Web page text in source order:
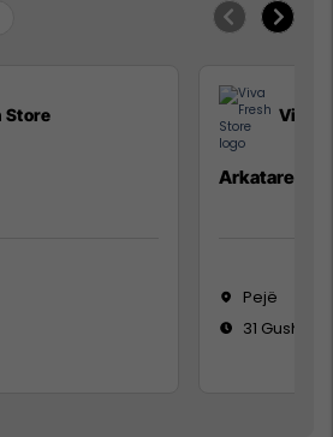
Store Viva
Arkatare
Pejë
31 Gusht